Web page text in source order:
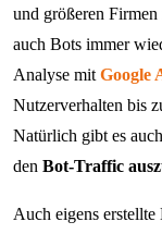
und größeren
auch Bots immer
Analyse mit Google
Nutzerverhalten bis
Natürlich gibt es
den Bot-Traffic
Auch eigens